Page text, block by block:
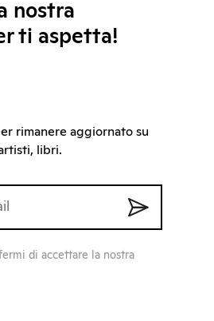
nostra
ti aspetta!
rimanere aggiornato su
libri.
di accettare la nostra